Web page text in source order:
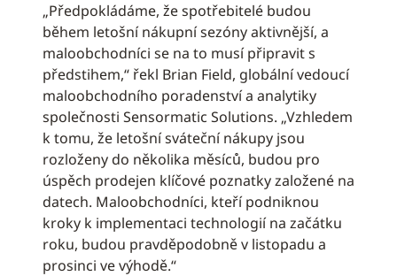
„Předpokládáme, že spotřebitelé budou
během letošní nákupní sezóny aktivnější, a
maloobchodníci se na to musí připravit s
předstihem,“ řekl Brian Field, globální vedoucí
maloobchodního poradenství a analytiky
společnosti Sensormatic Solutions. „Vzhledem
k tomu, že letošní sváteční nákupy jsou
rozloženy do několika měsíců, budou pro
úspěch prodejen klíčové poznatky založené na
datech. Maloobchodníci, kteří podniknou
kroky k implementaci technologií na začátku
roku, budou pravděpodobně v listopadu a
prosinci ve výhodě.“